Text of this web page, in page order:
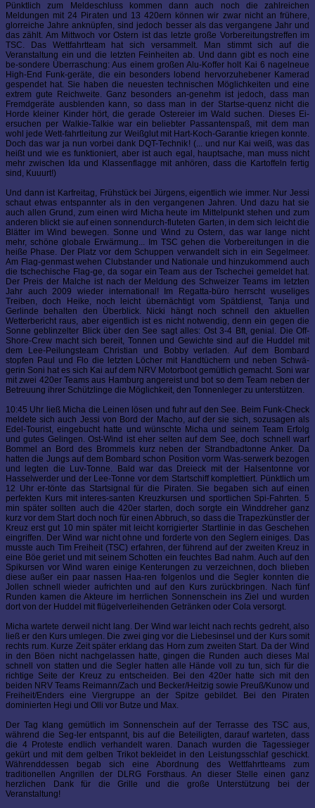
Pünktlich zum Meldeschluss kommen dann auch noch die zahlreichen
Meldungen mit 24 Piraten und 13 420ern können wir zwar nicht an frühere,
glorreiche Jahre anknüpfen, sind jedoch besser als das vergangene Jahr und
das zählt. Am Mittwoch vor Ostern ist das letzte große Vorbereitungstreffen im
TSC. Das Wettfahrtteam hat sich versammelt. Man stimmt sich auf die
Veranstaltung ein und die letzten Feinheiten ab. Und dann gibt es noch eine
be-sondere Überraschung: Aus einem großen Alu-Koffer holt Kai 6 nagelneue
High-End Funk-geräte, die ein besonders lobend hervorzuhebener Kamerad
gespendet hat. Sie haben die neuesten technischen Möglichkeiten und eine
extrem gute Reichweite. Ganz besonders an-genehm ist jedoch, dass man
Fremdgeräte ausblenden kann, so dass man in der Startse-quenz nicht die
Horde kleiner Kinder hört, die gerade Ostereier im Wald suchen. Dieses Ei-
ersuchen per Walkie-Talkie war ein beliebter Passantenspaß, mit dem man
wohl jede Wett-fahrtleitung zur Weißglut mit Hart-Koch-Garantie kriegen konnte.
Doch das war ja nun vorbei dank DQT-Technik! (... und nur Kai weiß, was das
heißt und wie es funktioniert, aber ist auch egal, hauptsache, man muss nicht
mehr zwischen Ida und Klassenflagge mit anhören, dass die Kartoffeln fertig
sind, Kuuurt!)
Und dann ist Karfreitag, Frühstück bei Jürgens, eigentlich wie immer. Nur Jessi
schaut etwas entspannter als in den vergangenen Jahren. Und dazu hat sie
auch allen Grund, zum einen wird Micha heute im Mittelpunkt stehen und zum
anderen blickt sie auf einen sonnendurch-fluteten Garten, in dem sich leicht die
Blätter im Wind bewegen. Sonne und Wind zu Ostern, das war lange nicht
mehr, schöne globale Erwärmung... Im TSC gehen die Vorbereitungen in die
heiße Phase. Der Platz vor dem Schuppen verwandelt sich in ein Segelmeer.
Am Flag-genmast wehen Clubstander und Nationale und hinzukommend auch
die tschechische Flag-ge, da sogar ein Team aus der Tschechei gemeldet hat.
Der Preis der Malche ist nach der Meldung des Schweizer Teams im letzten
Jahr auch 2009 wieder international! Im Regatta-büro herrscht wuseliges
Treiben, doch Heike, noch leicht übernächtigt vom Spätdienst, Tanja und
Gerlinde behalten den Überblick. Nicki hängt noch schnell den aktuellen
Wetterbericht raus, aber eigentlich ist es nicht notwendig, denn ein gegen die
Sonne geblinzelter Blick über den See sagt alles: Ost 3-4 Bft, genial. Die Off-
Shore-Crew macht sich bereit, Tonnen und Gewichte sind auf die Huddel mit
dem Lee-Peilungsteam Christian und Bobby verladen. Auf dem Bombard
stopfen Paul und Flo die letzten Löcher mit Handtüchern und neben Schwä-
gerin Soni hat es sich Kai auf dem NRV Motorboot gemütlich gemacht. Soni war
mit zwei 420er Teams aus Hamburg angereist und bot so dem Team neben der
Betreuung ihrer Schützlinge die Möglichkeit, den Tonnenleger zu unterstützen.
10:45 Uhr ließ Micha die Leinen lösen und fuhr auf den See. Beim Funk-Check
meldete sich auch Jessi von Bord der Macho, auf der sie sich, sozusagen als
Edel-Tourist, eingebucht hatte und wünschte Micha und seinem Team Erfolg
und gutes Gelingen. Ost-Wind ist eher selten auf dem See, doch schnell warf
Bommel an Bord des Brommels kurz neben der Strandbadtonne Anker. Da
hatten die Jungs auf dem Bombard schon Position vorm Was-serwerk bezogen
und legten die Luv-Tonne. Bald war das Dreieck mit der Halsentonne vor
Hasselwerder und der Lee-Tonne vor dem Startschiff komplettiert. Pünktlich um
12 Uhr er-tönte das Startsignal für die Piraten. Sie begaben sich auf einen
perfekten Kurs mit interes-santen Kreuzkursen und sportlichen Spi-Fahrten. 5
min später sollten auch die 420er starten, doch sorgte ein Winddreher ganz
kurz vor dem Start doch noch für einen Abbruch, so dass die Trapezkünstler der
Kreuz erst gut 10 min später mit leicht korrigierter Startlinie in das Geschehen
eingriffen. Der Wind war nicht ohne und forderte von den Seglern einiges. Das
musste auch Tim Freiheit (TSC) erfahren, der führend auf der zweiten Kreuz in
eine Böe geriet und mit seinem Schotten ein feuchtes Bad nahm. Auch auf den
Spikursen vor Wind waren einige Kenterungen zu verzeichnen, doch blieben
diese außer ein paar nassen Haa-ren folgenlos und die Segler konnten die
Jollen schnell wieder aufrichten und auf den Kurs zurückbringen. Nach fünf
Runden kamen die Akteure im herrlichen Sonnenschein ins Ziel und wurden
dort von der Huddel mit flügelverleihenden Getränken oder Cola versorgt.
Micha wartete derweil nicht lang. Der Wind war leicht nach rechts gedreht, also
ließ er den Kurs umlegen. Die zwei ging vor die Liebesinsel und der Kurs somit
rechts rum. Kurze Zeit später erklang das Horn zum zweiten Start. Da der Wind
in den Böen nicht nachgelassen hatte, gingen die Runden auch dieses Mal
schnell von statten und die Segler hatten alle Hände voll zu tun, sich für die
richtige Seite der Kreuz zu entscheiden. Bei den 420er hatte sich mit den
beiden NRV Teams Reimann/Zach und Becker/Heitzig sowie Preuß/Kunow und
Freiheit/Enders eine Viergruppe an der Spitze gebildet. Bei den Piraten
dominierten Hegi und Olli vor Butze und Max.
Der Tag klang gemütlich im Sonnenschein auf der Terrasse des TSC aus,
während die Seg-ler entspannt, bis auf die Beteiligten, darauf warteten, dass
die 4 Proteste endlich verhandelt waren. Danach wurden die Tagessieger
gekürt und mit dem gelben Trikot bekleidet in den Leistungsschlaf geschickt.
Währenddessen begab sich eine Abordnung des Wettfahrtteams zum
traditionellen Angrillen der DLRG Forsthaus. An dieser Stelle einen ganz
herzlichen Dank für die Grille und die große Unterstützung bei der
Veranstaltung!